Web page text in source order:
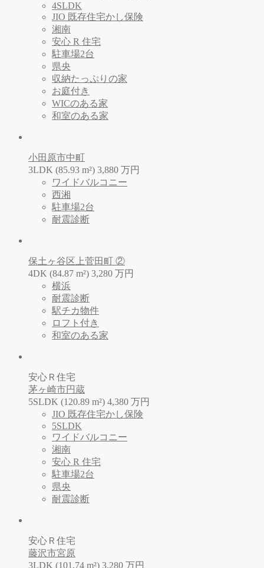
4SLDK
JIO 既存住宅かし保険
湘南
安心 R 住宅
駐車場2台
県央
収納たっぷりの家
お庭付き
WICのある家
和室のある家
小田原市中町
3LDK (85.93 m²) 3,880 万円
ワイドバルコニー
西湘
駐車場2台
耐震診断
保土ヶ谷区上菅田町 ②
4DK (84.87 m²) 3,280 万円
横浜
耐震診断
駅チカ物件
ロフト付き
和室のある家
安心Ｒ住宅
茅ヶ崎市円蔵
5SLDK (120.89 m²) 4,380 万円
JIO 既存住宅かし保険
5SLDK
ワイドバルコニー
湘南
安心 R 住宅
駐車場2台
県央
耐震診断
安心Ｒ住宅
藤沢市宮原
3LDK (101.74 m²) 3,280 万円